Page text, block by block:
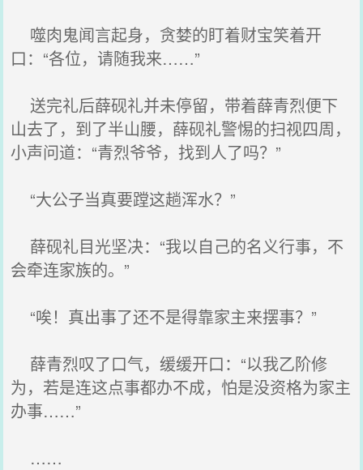
噬肉鬼闻言起身，贪婪的盯着财宝笑着开
口：“各位，请随我来……”
送完礼后薛砚礼并未停留，带着薛青烈便下
山去了，到了半山腰，薛砚礼警惕的扫视四周，
小声问道：“青烈爷爷，找到人了吗？”
“大公子当真要蹚这趟浑水？”
薛砚礼目光坚决：“我以自己的名义行事，不
会牵连家族的。”
“唉！真出事了还不是得靠家主来摆事？”
薛青烈叹了口气，缓缓开口：“以我乙阶修
为，若是连这点事都办不成，怕是没资格为家主
办事……”
……